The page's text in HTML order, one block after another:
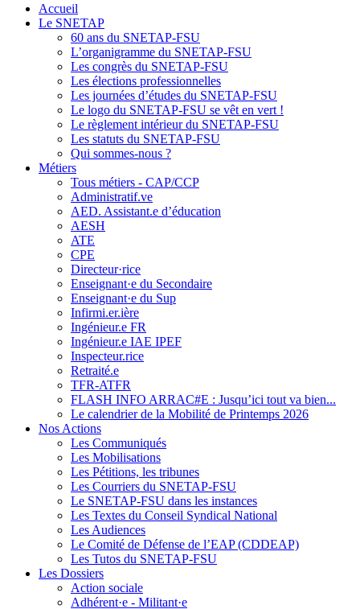
Accueil
Le SNETAP
60 ans du SNETAP-FSU
L’organigramme du SNETAP-FSU
Les congrès du SNETAP-FSU
Les élections professionnelles
Les journées d’études du SNETAP-FSU
Le logo du SNETAP-FSU se vêt en vert !
Le règlement intérieur du SNETAP-FSU
Les statuts du SNETAP-FSU
Qui sommes-nous ?
Métiers
Tous métiers - CAP/CCP
Administratif.ve
AED. Assistant.e d’éducation
AESH
ATE
CPE
Directeur·rice
Enseignant·e du Secondaire
Enseignant·e du Sup
Infirmi.er.ière
Ingénieur.e FR
Ingénieur.e IAE IPEF
Inspecteur.rice
Retraité.e
TFR-ATFR
FLASH INFO ARRAC#E : Jusqu’ici tout va bien...
Le calendrier de la Mobilité de Printemps 2026
Nos Actions
Les Communiqués
Les Mobilisations
Les Pétitions, les tribunes
Les Courriers du SNETAP-FSU
Le SNETAP-FSU dans les instances
Les Textes du Conseil Syndical National
Les Audiences
Le Comité de Défense de l’EAP (CDDEAP)
Les Tutos du SNETAP-FSU
Les Dossiers
Action sociale
Adhérent·e - Militant·e